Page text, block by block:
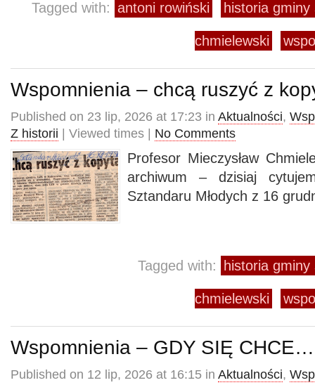
Tagged with: antoni rowiński historia gminy
chmielewski
Wspomnienia – chcą ruszyć z
Published on 23 lip, 2026 at 17:23 in Aktualności,
Z historii | Viewed times | No Comments
Profesor Mieczysław
archiwum – dzisiaj
Sztandaru Młodych z 16
Tagged with: historia gminy
chmielewski
Wspomnienia – GDY SIĘ CHCE…
Published on 12 lip, 2026 at 16:15 in Aktualności,